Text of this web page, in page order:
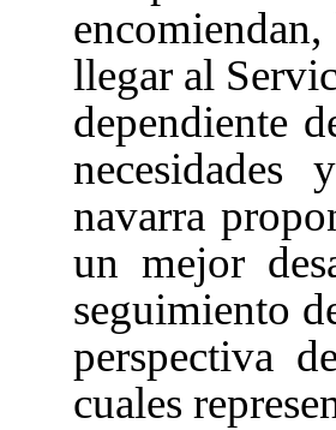
llegar al
dependiente
navarra
un mejor
seguimiento
perspectiva
cuales